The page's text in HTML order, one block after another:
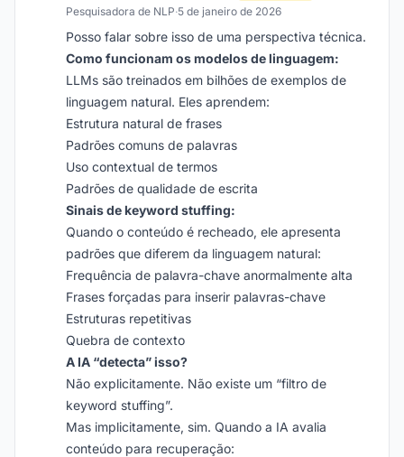
Pesquisadora de NLP·5 de janeiro de 2026
Posso falar sobre isso de uma perspectiva técnica.
Como funcionam os modelos de linguagem:
LLMs são treinados em bilhões de exemplos de
linguagem natural. Eles aprendem:
Estrutura natural de frases
Padrões comuns de palavras
Uso contextual de termos
Padrões de qualidade de escrita
Sinais de keyword stuffing:
Quando o conteúdo é recheado, ele apresenta
padrões que diferem da linguagem natural:
Frequência de palavra-chave anormalmente alta
Frases forçadas para inserir palavras-chave
Estruturas repetitivas
Quebra de contexto
A IA “detecta” isso?
Não explicitamente. Não existe um “filtro de
keyword stuffing”.
Mas implicitamente, sim. Quando a IA avalia
conteúdo para recuperação: